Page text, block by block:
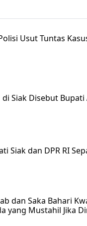
Usut Tuntas
di Siak Disebut
Siak dan DPR RI
dan Saka Bahari
yang Mustahil Jika